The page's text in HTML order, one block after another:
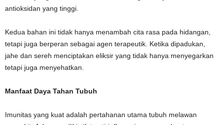
antioksidan yang tinggi.
Kedua bahan ini tidak hanya menambah cita rasa pada hidangan,
tetapi juga berperan sebagai agen terapeutik. Ketika dipadukan,
jahe dan sereh menciptakan eliksir yang tidak hanya menyegarkan
tetapi juga menyehatkan.
Manfaat Daya Tahan Tubuh
Imunitas yang kuat adalah pertahanan utama tubuh melawan